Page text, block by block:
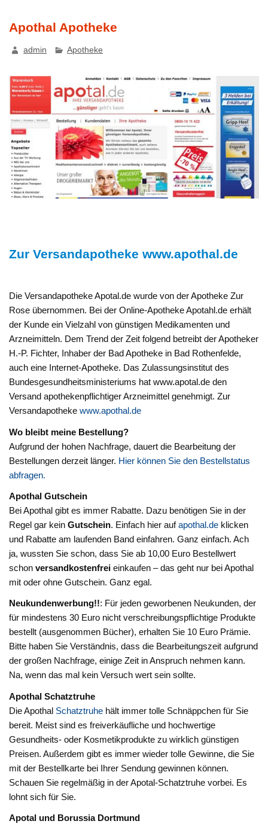
Apothal Apotheke
admin Apotheke
Zur Versandapotheke www.apothal.de
Die Versandapotheke Apotal.de wurde von der Apotheke Zur
Rose übernommen. Bei der Online-Apotheke Apotahl.de erhält
der Kunde ein Vielzahl von günstigen Medikamenten und
Arzneimitteln. Dem Trend der Zeit folgend betreibt der Apotheker
H.-P. Fichter, Inhaber der Bad Apotheke in Bad Rothenfelde,
auch eine Internet-Apotheke. Das Zulassungsinstitut des
Bundesgesundheitsministeriums hat www.apotal.de den
Versand apothekenpflichtiger Arzneimittel genehmigt. Zur
Versandapothekewww.apothal.de
Wo bleibt meine Bestellung?
Aufgrund der hohen Nachfrage, dauert die Bearbeitung der
Bestellungen derzeit länger. Hier können Sie den Bestellstatus
abfragen.
Apothal Gutschein
Bei Apothal gibt es immer Rabatte. Dazu benötigen Sie in der
Regel gar keinGutschein. Einfach hier aufapothal.de klicken
und Rabatte am laufenden Band einfahren. Ganz einfach. Ach
ja, wussten Sie schon, dass Sie ab 10,00 Euro Bestellwert
schonversandkostenfrei einkaufen – das geht nur bei Apothal
mit oder ohne Gutschein. Ganz egal.
Neukundenwerbung!!: Für jeden geworbenen Neukunden, der
für mindestens 30 Euro nicht verschreibungspflichtige Produkte
bestellt (ausgenommen Bücher), erhalten Sie 10 Euro Prämie.
Bitte haben Sie Verständnis, dass die Bearbeitungszeit aufgrund
der großen Nachfrage, einige Zeit in Anspruch nehmen kann.
Na, wenn das mal kein Versuch wert sein sollte.
Apothal Schatztruhe
Die Apothal Schatztruhe hält immer tolle Schnäppchen für Sie
bereit. Meist sind es freiverkäufliche und hochwertige
Gesundheits- oder Kosmetikprodukte zu wirklich günstigen
Preisen. Außerdem gibt es immer wieder tolle Gewinne, die Sie
mit der Bestellkarte bei Ihrer Sendung gewinnen können.
Schauen Sie regelmäßig in der Apotal-Schatztruhe vorbei. Es
lohnt sich für Sie.
Apotal und Borussia Dortmund